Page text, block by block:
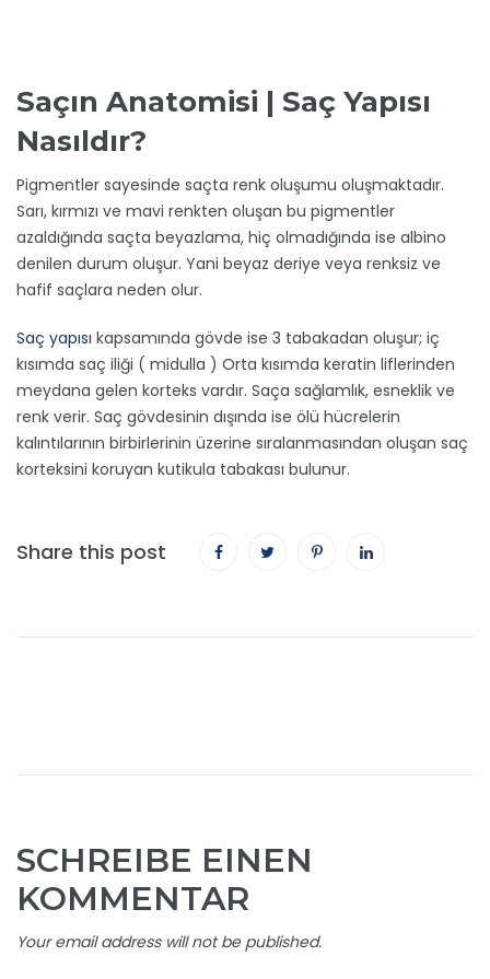
Saçın Anatomisi | Saç Yapısı
Nasıldır?
Pigmentler sayesinde saçta renk oluşumu oluşmaktadır.
Sarı, kırmızı ve mavi renkten oluşan bu pigmentler
azaldığında saçta beyazlama, hiç olmadığında ise albino
denilen durum oluşur. Yani beyaz deriye veya renksiz ve
hafif saçlara neden olur.
Saç yapısı kapsamında gövde ise 3 tabakadan oluşur; iç
kısımda saç iliği ( midulla ) Orta kısımda keratin liflerinden
meydana gelen korteks vardır. Saça sağlamlık, esneklik ve
renk verir. Saç gövdesinin dışında ise ölü hücrelerin
kalıntılarının birbirlerinin üzerine sıralanmasından oluşan saç
korteksini koruyan kutikula tabakası bulunur.
Share this post
SCHREIBE EINEN
KOMMENTAR
Your email address will not be published.